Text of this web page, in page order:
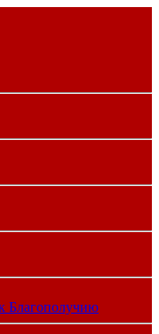
Благополучию